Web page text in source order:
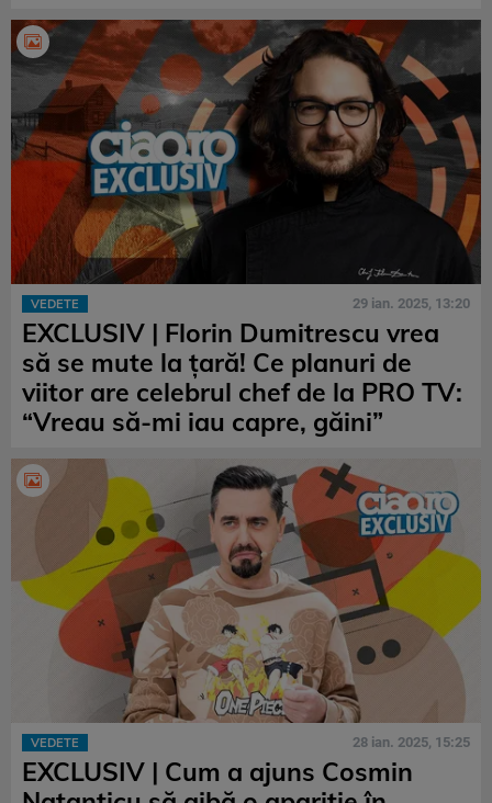
VEDETE 29 ian. 2025, 13:20
EXCLUSIV | Florin Dumitrescu vrea
să se mute la țară! Ce planuri de
viitor are celebrul chef de la PRO TV:
“Vreau să-mi iau capre, găini”
VEDETE 28 ian. 2025, 15:25
EXCLUSIV | Cum a ajuns Cosmin